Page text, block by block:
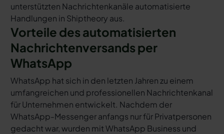
unterstützten Nachrichtenkanäle automatisierte
Handlungen in Shiptheory aus.
Vorteile des automatisierten
Nachrichtenversands per
WhatsApp
WhatsApp hat sich in den letzten Jahren zu einem
umfangreichen und professionellen Nachrichtenkanal
für Unternehmen entwickelt. Nachdem der
WhatsApp-Messenger anfangs nur für Privatpersonen
gedacht war, wurden mit WhatsApp Business und